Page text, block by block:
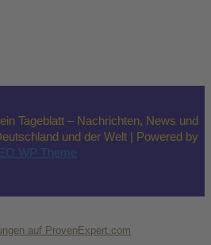
Tageblatt – Nachrichten, News und
und der Welt | Powered by
WP Theme
auf ProvenExpert.com